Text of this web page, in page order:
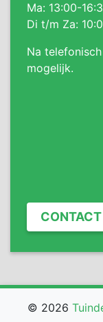
Ma: 13:00-
Di t/m Za:
Na
mogelijk.
CONTACT
© 2026